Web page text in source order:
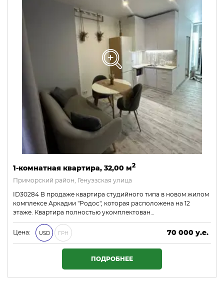
1-комнатная квартира, 32,00 м2
Приморский район, Генуэзская улица
ID30284 В продаже квартира студийного типа в новом жилом
комплексе Аркадии "Родос", которая расположена на 12
этаже. Квартира полностью укомплектован…
Цена: USD ГРН
70 000 у.е.
3 010 000 ₴
ПОДРОБНЕЕ